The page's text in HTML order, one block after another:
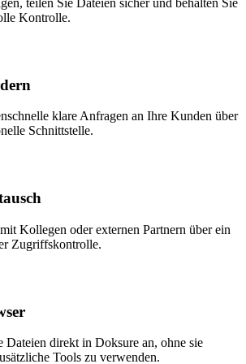
teilen Sie Dateien sicher und behalten Sie
Kontrolle.
klare Anfragen an Ihre Kunden über
Schnittstelle.
Kollegen oder externen Partnern über ein
Zugriffskontrolle.
Dateien direkt in Doksure an, ohne sie
Tools zu verwenden.